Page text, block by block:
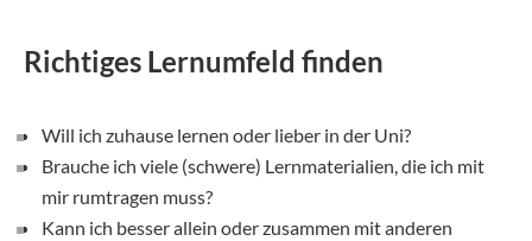
Richtiges Lernumfeld finden
Will ich zuhause lernen oder lieber in der Uni?
Brauche ich viele (schwere) Lernmaterialien, die ich mit
mir rumtragen muss?
Kann ich besser allein oder zusammen mit anderen